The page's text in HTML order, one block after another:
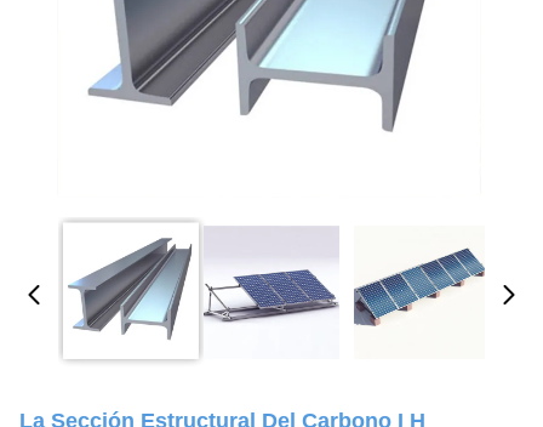
La Sección Estructural Del Carbono I H